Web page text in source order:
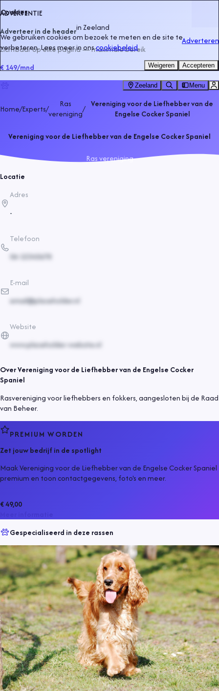
ADVERTENTIE
Adverteer in de headerinZeeland
Zichtbaar op elke pagina — maximale bereik
€ 149/mnd
Adverteren
Zeeland Menu
Home/Experts/
Ras
vereniging/ Vereniging voor de Liefhebber van de
Engelse Cocker Spaniel
Vereniging voor de Liefhebber van de Engelse Cocker Spaniel
Ras vereniging
Locatie
Adres
-
Telefoon
06-12345678
E-mail
email@placeholder.nl
Website
www.placeholder-website.nl
OverVereniging voor de Liefhebber van de Engelse Cocker
Spaniel
Rasvereniging voor liefhebbers en fokkers, aangesloten bij de Raad
van Beheer.
PREMIUM WORDEN
Zet jouw bedrijf in de spotlight
Maak Vereniging voor de Liefhebber van de Engelse Cocker Spaniel
premium en toon contactgegevens, foto's en meer.
€ 49,00
Gespecialiseerd in deze rassen
Cookies
We gebruiken cookies om bezoek te meten en de site te
verbeteren. Lees meer in onscookiebeleid.
Weigeren Accepteren